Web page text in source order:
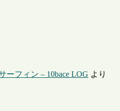
ーフィン – 10bace LOG より